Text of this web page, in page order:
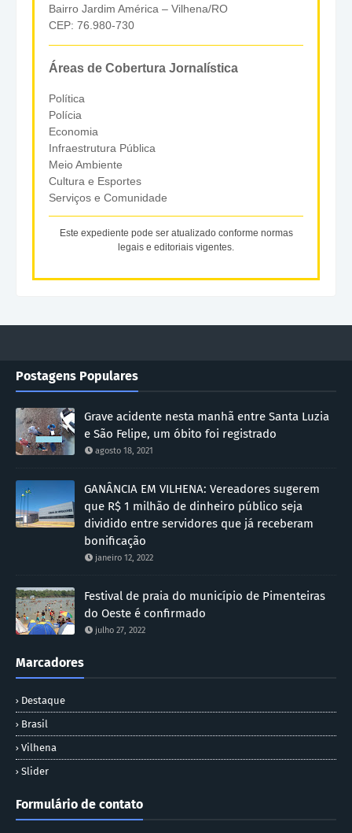
Bairro Jardim América – Vilhena/RO
CEP: 76.980-730
Áreas de Cobertura Jornalística
Política
Polícia
Economia
Infraestrutura Pública
Meio Ambiente
Cultura e Esportes
Serviços e Comunidade
Este expediente pode ser atualizado conforme normas
legais e editoriais vigentes.
Postagens Populares
Grave acidente nesta manhã entre Santa Luzia
e São Felipe, um óbito foi registrado
agosto 18, 2021
GANÂNCIA EM VILHENA: Vereadores sugerem
que R$ 1 milhão de dinheiro público seja
dividido entre servidores que já receberam
bonificação
janeiro 12, 2022
Festival de praia do município de Pimenteiras
do Oeste é confirmado
julho 27, 2022
Marcadores
Destaque
Brasil
Vilhena
Slider
Formulário de contato